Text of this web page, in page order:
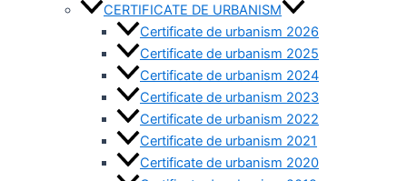
CERTIFICATE DE URBANISM
Certificate de urbanism 2026
Certificate de urbanism 2025
Certificate de urbanism 2024
Certificate de urbanism 2023
Certificate de urbanism 2022
Certificate de urbanism 2021
Certificate de urbanism 2020